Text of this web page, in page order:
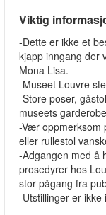
Viktig
-Dette er ikke et
kjapp inngang der
Mona Lisa.
-Museet Louvre
-Store poser,
museets
-Vær oppmerksom
eller rullestol
-Adgangen med å
prosedyrer hos
stor pågang fra
-Utstillinger er ikke